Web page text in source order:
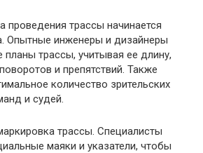
проведения трассы начинается
Опытные инженеры и дизайнеры
трассы, учитывая ее длину,
и препятствий. Также
количество зрительских
и судей.
трассы. Специалисты
маяки и указатели, чтобы